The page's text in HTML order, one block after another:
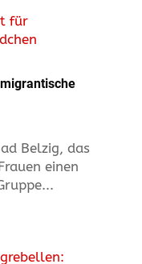
Belzig, das
einen